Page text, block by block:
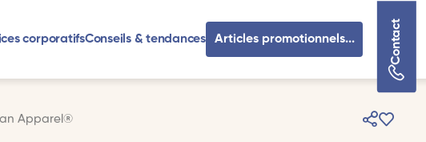
corporatifsConseils & tendances Contact
Articles promotionnels...
Apparel®